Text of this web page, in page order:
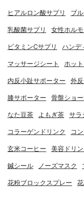
ヒアルロン酸サプリ ブ
乳酸菌サプリ 女性ホル
ビタミンCサプリ ハンデ
マッサージシート ホッ
内反小趾サポーター 外
膝サポーター 骨盤ショ
なた豆茶 よもぎ茶 サラ
コラーゲンドリンク コ
玄米コーヒー 美容ドリン
鍼シール ノーズマスク
花粉ブロックスプレー